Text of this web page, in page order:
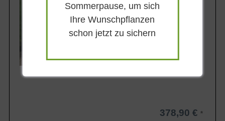
Blatt- / Nadelfarbe
Hellgrün
Rinde
Braun
378,90 €
Sommerpause, um sich
Ihre Wunschpflanzen
schon jetzt zu sichern